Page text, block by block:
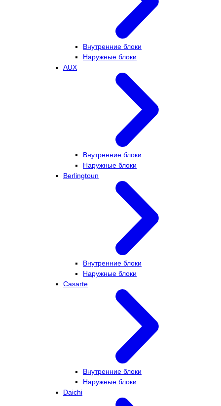
Внутренние блоки
Наружные блоки
AUX
Внутренние блоки
Наружные блоки
Berlingtoun
Внутренние блоки
Наружные блоки
Casarte
Внутренние блоки
Наружные блоки
Daichi